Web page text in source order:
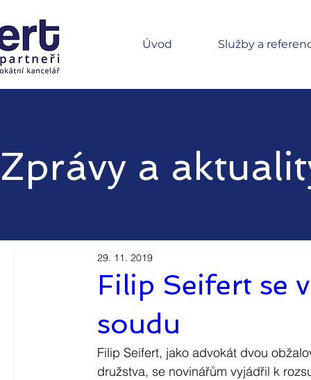
Úvod Služby a
Zprávy a
Filip Seifert se
soudu
29. 11. 2019
Filip Seifert, jako advokát dvou
družstva, se novinářům vyjádřil k